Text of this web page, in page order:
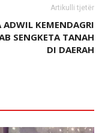
Artikulli tjetër
ADWIL KEMENDAGRI
SENGKETA TANAH
DI DAERAH